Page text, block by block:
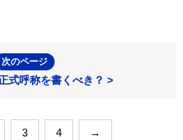
次のページ
式呼称を書くべき？ >
3 4 →